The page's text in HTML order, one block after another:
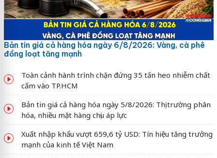
Bản tin giá cả hàng hóa ngày 6/8/2026: Vàng, cà phê
đồng loạt tăng mạnh
Toàn cảnh hành trình chặn đứng 35 tấn heo nhiễm chất
cấm vào TP.HCM
Bản tin giá cả hàng hóa ngày 5/8/2026: Thị trường phân
hóa, nhiều mặt hàng chịu áp lực
Xuất nhập khẩu vượt 659,6 tỷ USD: Tín hiệu tăng trưởng
mạnh của kinh tế Việt Nam